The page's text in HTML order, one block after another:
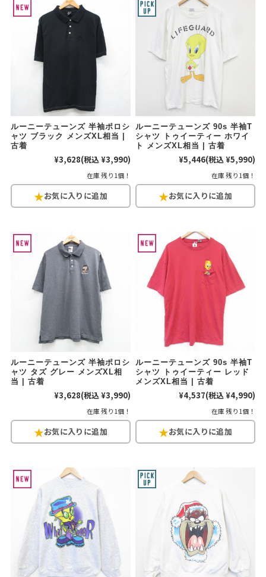
ルーニーテューンズ 半袖ポロシ
ャツ ブラック メンズXL相当 |
古着
¥3,628(税込 ¥3,990)
在庫 残り1個！
ルーニーテューンズ 90s 半袖T
シャツ トゥイーティー ホワイ
ト メンズXL相当 | 古着
¥5,446(税込 ¥5,990)
在庫 残り1個！
ルーニーテューンズ 半袖ポロシ
ャツ タズ グレー メンズXL相
当 | 古着
¥3,628(税込 ¥3,990)
在庫 残り1個！
ルーニーテューンズ 90s 半袖T
シャツ トゥイーティー レッド
メンズXL相当 | 古着
¥4,537(税込 ¥4,990)
在庫 残り1個！